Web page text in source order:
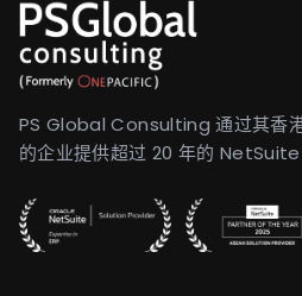
PS Global Consulting 通过其香
的企业提供超过 20 年的 NetSuite